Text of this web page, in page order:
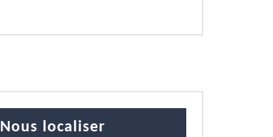
Nous localiser